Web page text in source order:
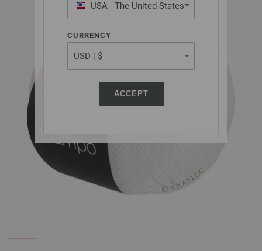
USA - The United States
of America
CURRENCY
ACCEPT